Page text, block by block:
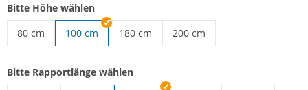
Bitte Höhe wählen
80 cm
100 cm
180 cm
200 cm
Bitte Rapportlänge wählen